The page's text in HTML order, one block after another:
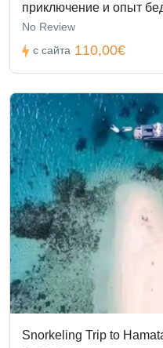
приключение и опыт
No Review
с сайта 110,00€
Snorkeling Trip to